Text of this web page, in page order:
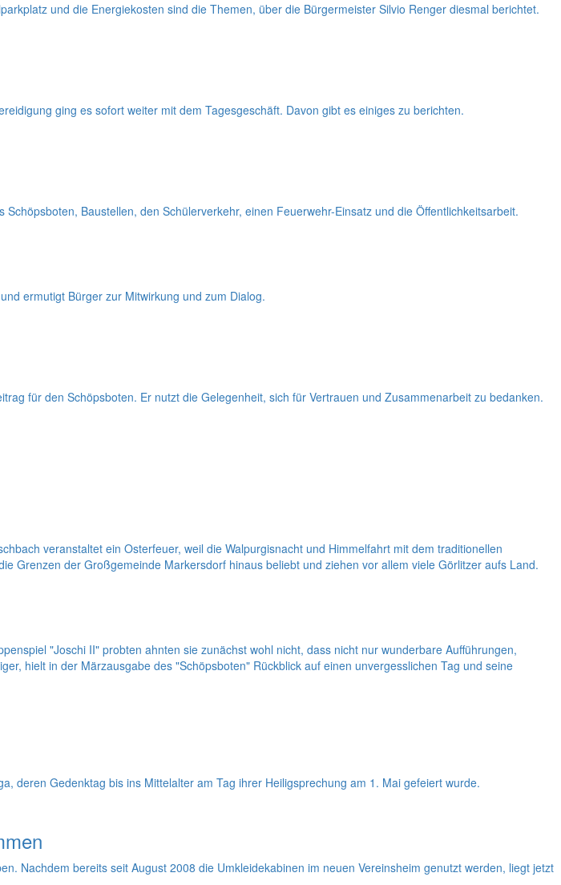
und die Energiekosten sind die Themen, über die Bürgermeister Silvio Renger diesmal berichtet.
ging es sofort weiter mit dem Tagesgeschäft. Davon gibt es einiges zu berichten.
Baustellen, den Schülerverkehr, einen Feuerwehr-Einsatz und die Öffentlichkeitsarbeit.
ermutigt Bürger zur Mitwirkung und zum Dialog.
für den Schöpsboten. Er nutzt die Gelegenheit, sich für Vertrauen und Zusammenarbeit zu bedanken.
veranstaltet ein Osterfeuer, weil die Walpurgisnacht und Himmelfahrt mit dem traditionellen
Grenzen der Großgemeinde Markersdorf hinaus beliebt und ziehen vor allem viele Görlitzer aufs Land.
"Joschi II" probten ahnten sie zunächst wohl nicht, dass nicht nur wunderbare Aufführungen,
hielt in der Märzausgabe des "Schöpsboten" Rückblick auf einen unvergesslichen Tag und seine
deren Gedenktag bis ins Mittelalter am Tag ihrer Heiligsprechung am 1. Mai gefeiert wurde.
Nachdem bereits seit August 2008 die Umkleidekabinen im neuen Vereinsheim genutzt werden, liegt jetzt